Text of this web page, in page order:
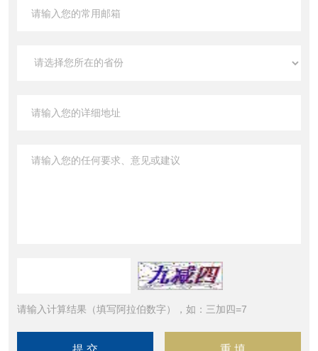
请输入计算结果（填写阿拉伯数字），如：三加四=7